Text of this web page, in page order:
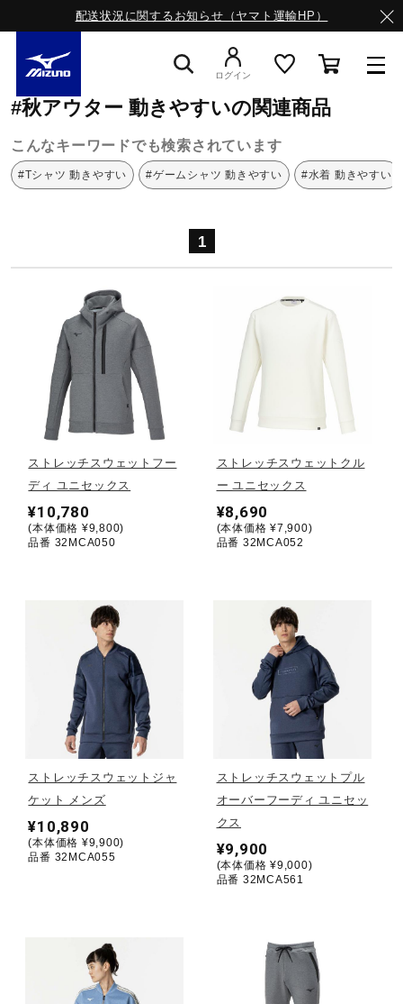
配送状況に関するお知らせ（ヤマト運輸HP）
ライフスタイルウエア
サッカー／フットサル
トレーニング
野球
ゴルフ
バレーボール
テニス／ソフトテニス
バドミントン
陸上競技
ソフトボール
ログイン
ミズノ公式オンライン 動きやすい
#秋アウター 動きやすいの関連商品
こんなキーワードでも検索されています
#Tシャツ 動きやすい #ゲームシャツ 動きやすい #水着 動きやすい
1
ストレッチスウェットフー
ディ ユニセックス
¥10,780
(本体価格 ¥9,800)
品番 32MCA050
ストレッチスウェットクル
ー ユニセックス
¥8,690
(本体価格 ¥7,900)
品番 32MCA052
ストレッチスウェットジャ
ケット メンズ
¥10,890
(本体価格 ¥9,900)
品番 32MCA055
ストレッチスウェットプル
オーバーフーディ ユニセッ
クス
¥9,900
(本体価格 ¥9,000)
品番 32MCA561